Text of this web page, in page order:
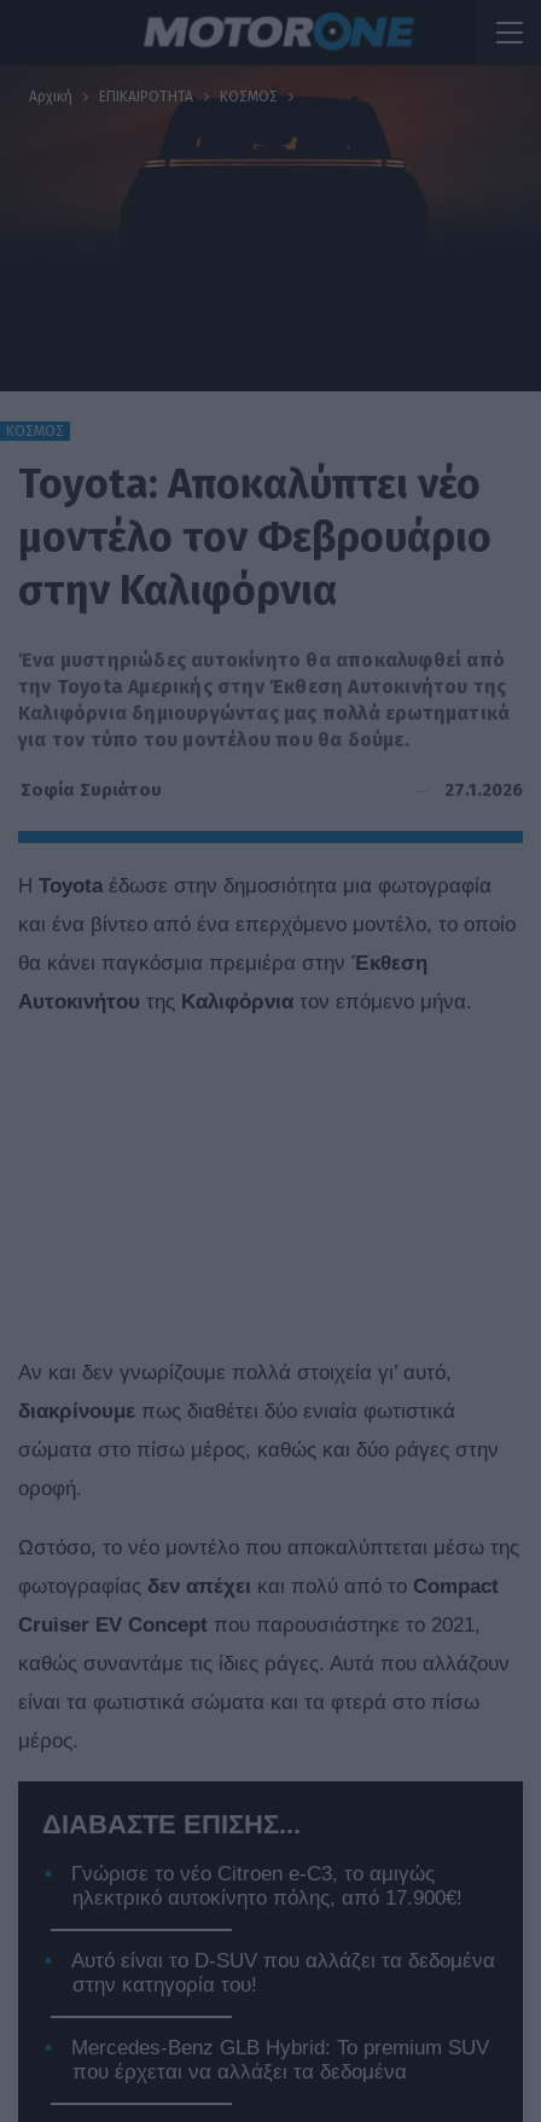
Αρχική ΕΠΙΚΑΙΡΟΤΗΤΑ ΚΟΣΜΟΣ
ΚΟΣΜΟΣ
Toyota: Αποκαλύπτει νέο
μοντέλο τον Φεβρουάριο
στην Καλιφόρνια
Ένα μυστηριώδες αυτοκίνητο θα αποκαλυφθεί από
την Toyota Αμερικής στην Έκθεση Αυτοκινήτου της
Καλιφόρνια δημιουργώντας μας πολλά ερωτηματικά
για τον τύπο του μοντέλου που θα δούμε.
Σοφία Συριάτου 27.1.2026
Η Toyotaέδωσε στην δημοσιότητα μια φωτογραφία
και ένα βίντεο από ένα επερχόμενο μοντέλο, το οποίο
θα κάνει παγκόσμια πρεμιέρα στην Έκθεση
Αυτοκινήτου της Καλιφόρνια τον επόμενο μήνα.
Αν και δεν γνωρίζουμε πολλά στοιχεία γι’ αυτό,
διακρίνουμε πως διαθέτει δύο ενιαία φωτιστικά
σώματα στο πίσω μέρος, καθώς και δύο ράγες στην
οροφή.
Ωστόσο, το νέο μοντέλο που αποκαλύπτεται μέσω της
φωτογραφίας δεν απέχει και πολύ από το Compact
Cruiser EV Concept που παρουσιάστηκε το 2021,
καθώς συναντάμε τις ίδιες ράγες. Αυτά που αλλάζουν
είναι τα φωτιστικά σώματα και τα φτερά στο πίσω
μέρος.
ΔΙΑΒΑΣΤΕ ΕΠΙΣΗΣ...
Γνώρισε το νέο Citroen e-C3, το αμιγώς
ηλεκτρικό αυτοκίνητο πόλης, από 17.900€!
Αυτό είναι το D-SUV που αλλάζει τα δεδομένα
στην κατηγορία του!
Mercedes-Benz GLB Hybrid: Το premium SUV
που έρχεται να αλλάξει τα δεδομένα